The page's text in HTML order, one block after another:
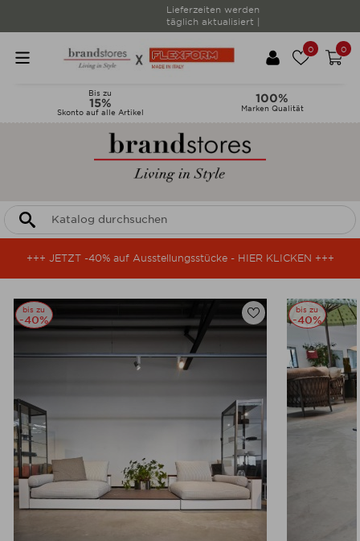
Lieferzeiten werden
täglich aktualisiert |
0 0
Bis zu
15%
Skonto auf alle Artikel
100%
Marken Qualität
+++ JETZT -40% auf Ausstellungsstücke - HIER KLICKEN +++
bis zu
-40%
bis zu
-40%